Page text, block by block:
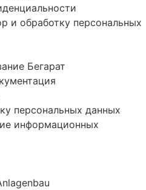
и обработку персональных
Бегарат
персональных данных
информационных